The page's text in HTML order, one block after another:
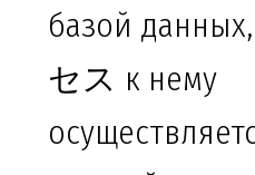
базой
セス к нему